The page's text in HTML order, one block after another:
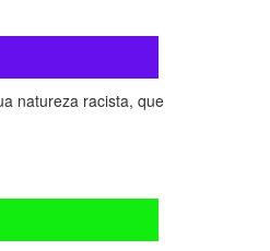
natureza racista, que